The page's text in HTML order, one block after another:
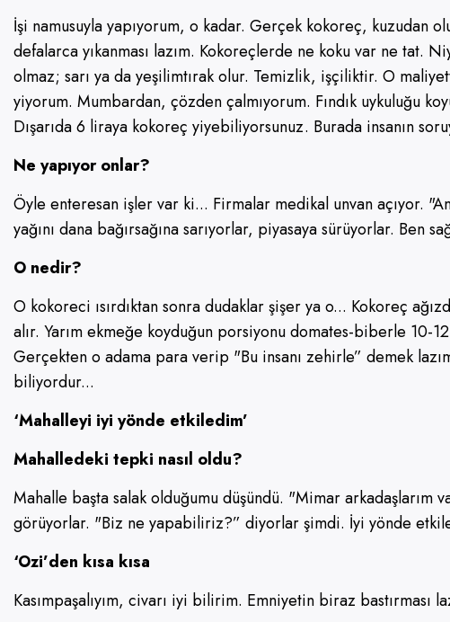
İşi namusuyla yapıyorum, o kadar. Gerçek kokoreç, kuzudan
defalarca yıkanması lazım. Kokoreçlerde ne koku var ne tat.
olmaz; sarı ya da yeşilimtırak olur. Temizlik, işçiliktir. O
yiyorum. Mumbardan, çözden çalmıyorum. Fındık uykuluğu
Dışarıda 6 liraya kokoreç yiyebiliyorsunuz. Burada insanın
Ne yapıyor onlar?
Öyle enteresan işler var ki... Firmalar medikal unvan açıyor.
yağını dana bağırsağına sarıyorlar, piyasaya sürüyorlar. Ben
O nedir?
O kokoreci ısırdıktan sonra dudaklar şişer ya o... Kokoreç
alır. Yarım ekmeğe koyduğun porsiyonu domates-biberle 10-
Gerçekten o adama para verip "Bu insanı zehirle” demek
biliyordur...
‘Mahalleyi iyi yönde etkiledim’
Mahalledeki tepki nasıl oldu?
Mahalle başta salak olduğumu düşündü. "Mimar
görüyorlar. "Biz ne yapabiliriz?” diyorlar şimdi. İyi yönde
‘Ozi’den kısa kısa
Kasımpaşalıyım, civarı iyi bilirim. Emniyetin biraz bastırması